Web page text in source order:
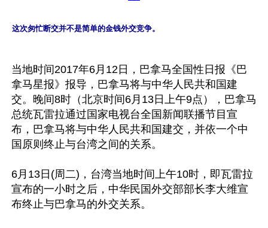
这次匆忙断交并不是简单的金钱外交竞争。
当地时间2017年6月12日，巴拿马全国性日报《巴
拿马星报》报导，巴拿马将与中华人民共和国建
交。晚间8时（北京时间6月13日上午9点），巴拿马
总统瓦雷拉通过国家电视台全国新闻联播节目宣
布，巴拿马将与中华人民共和国建交，并依一个中
国原则终止与台湾之间的关系。
6月13日(周二)，台湾当地时间上午10时，即瓦雷拉
宣布的一小时之后，中华民国外交部部长李大维宣
布终止与巴拿马的外交关系。